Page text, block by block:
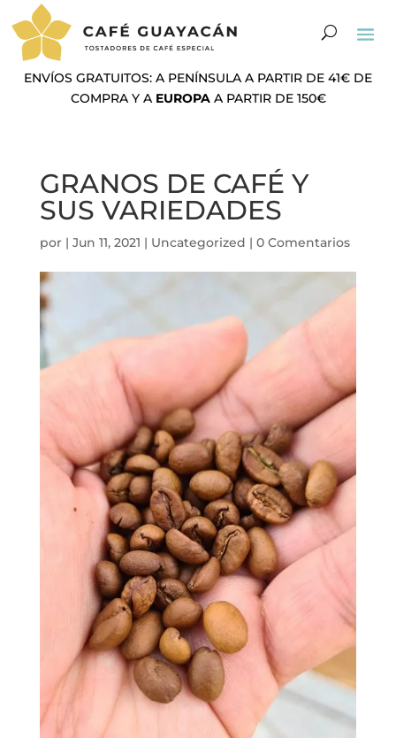
ENVÍOS GRATUITOS: A PENÍNSULA A PARTIR DE 41€ DE
COMPRA Y A EUROPAA PARTIR DE 150€
GRANOS DE CAFÉ Y
SUS VARIEDADES
por | Jun 11, 2021 | Uncategorized | 0 Comentarios